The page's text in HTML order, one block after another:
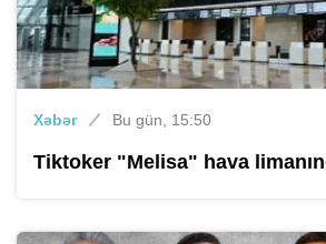
Xəbər Bu gün, 15:50
Tiktoker "Melisa" hava